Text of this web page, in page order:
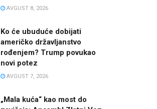
AVGUST 8, 2026
Ko će ubuduće dobijati
američko državljanstvo
rođenjem? Trump povukao
novi potez
AVGUST 7, 2026
„Mala kuća“ kao most do